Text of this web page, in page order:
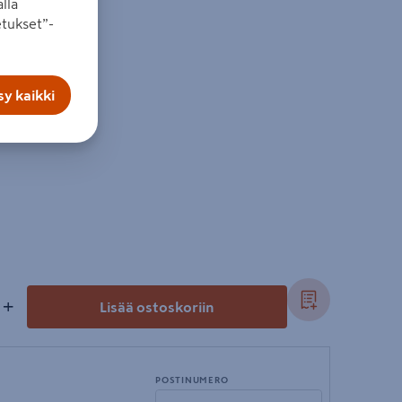
+ Lisää ostoskoriin
POSTINUMERO
kaikki